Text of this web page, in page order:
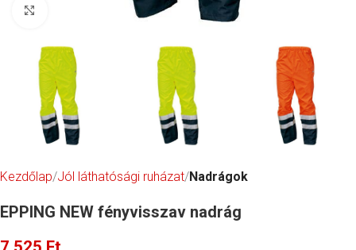
Click to enlarge
Kezdőlap Jól láthatósági ruházat Nadrágok
EPPING NEW fényvisszav nadrág